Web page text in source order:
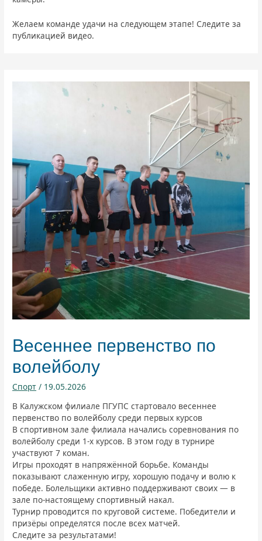
Желаем команде удачи на следующем этапе! Следите за
публикацией видео.
Весеннее первенство по
волейболу
Спорт / 19.05.2026
В Калужском филиале ПГУПС стартовало весеннее
первенство по волейболу среди первых курсов
В спортивном зале филиала начались соревнования по
волейболу среди 1-х курсов. В этом году в турнире
участвуют 7 коман.
Игры проходят в напряжённой борьбе. Команды
показывают слаженную игру, хорошую подачу и волю к
победе. Болельщики активно поддерживают своих — в
зале по-настоящему спортивный накал.
Турнир проводится по круговой системе. Победители и
призёры определятся после всех матчей.
Следите за результатами!